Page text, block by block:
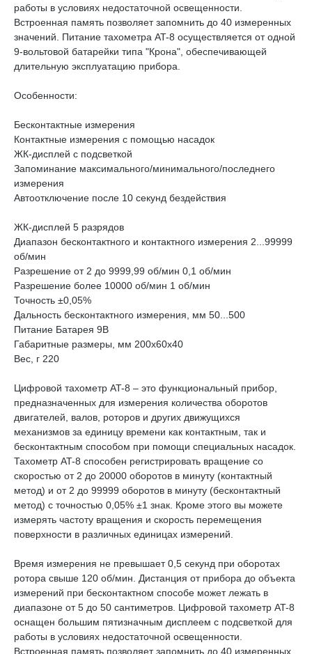
работы в условиях недостаточной освещенности.
Встроенная память позволяет запомнить до 40 измеренных
значений. Питание тахометра AT-8 осуществляется от одной
9-вольтовой батарейки типа "Крона", обеспечивающей
длительную эксплуатацию прибора.
Особенности:
Бесконтактные измерения
Контактные измерения с помощью насадок
ЖК-дисплей с подсветкой
Запоминание максимального/минимального/последнего
измерения
Автоотключение после 10 секунд бездействия
ЖК-дисплей 5 разрядов
Диапазон бесконтактного и контактного измерения 2...99999
об/мин
Разрешение от 2 до 9999,99 об/мин 0,1 об/мин
Разрешение более 10000 об/мин 1 об/мин
Точность ±0,05%
Дальность бесконтактного измерения, мм 50...500
Питание Батарея 9В
Габаритные размеры, мм 200x60x40
Вес, г 220
Цифровой тахометр AT-8 – это функциональный прибор,
предназначенных для измерения количества оборотов
двигателей, валов, роторов и других движущихся
механизмов за единицу времени как контактным, так и
бесконтактным способом при помощи специальных насадок.
Тахометр AT-8 способен регистрировать вращение со
скоростью от 2 до 20000 оборотов в минуту (контактный
метод) и от 2 до 99999 оборотов в минуту (бесконтактный
метод) с точностью 0,05% ±1 знак. Кроме этого вы можете
измерять частоту вращения и скорость перемещения
поверхности в различных единицах измерений.
Время измерения не превышает 0,5 секунд при оборотах
ротора свыше 120 об/мин. Дистанция от прибора до объекта
измерений при бесконтактном способе может лежать в
диапазоне от 5 до 50 сантиметров. Цифровой тахометр AT-8
оснащен большим пятизначным дисплеем с подсветкой для
работы в условиях недостаточной освещенности.
Встроенная память позволяет запомнить до 40 измеренных